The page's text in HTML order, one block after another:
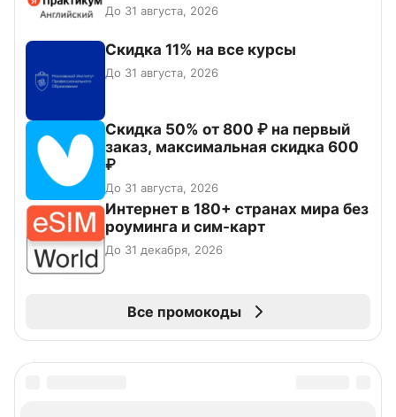
До 31 августа, 2026
Скидка 11% на все курсы
До 31 августа, 2026
Скидка 50% от 800 ₽ на первый
заказ, максимальная скидка 600
₽
До 31 августа, 2026
Интернет в 180+ странах мира без
роуминга и сим-карт
До 31 декабря, 2026
Все промокоды